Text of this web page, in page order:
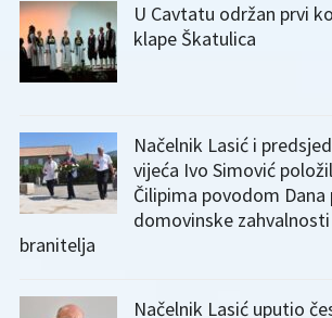
U Cavtatu održan prvi
klape Škatulica
Načelnik Lasić i
vijeća Ivo Simović
Čilipima povodom Dana
domovinske
branitelja
Načelnik Lasić uputio